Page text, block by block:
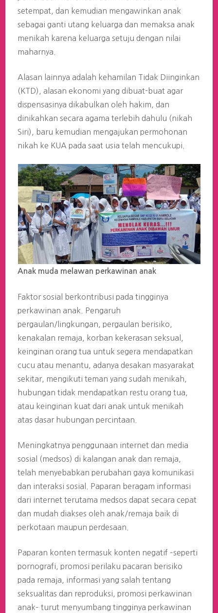
setempat, dan kemudian mengawinkan anak
sebagai ganti utang keluarga dan memaksa anak
menikah karena keluarga setuju dengan nilai
maharnya.
Alasan lainnya adalah kehamilan Tidak Diinginkan
(KTD), alasan ekonomi yang dibuat-buat agar
dispensasinya dikabulkan oleh hakim, dan
dinikahkan secara agama terlebih dahulu (nikah
Siri), baru kemudian mengajukan permohonan
nikah ke KUA pada saat usia telah mencukupi.
Anak muda melawan perkawinan anak
Faktor sosial berkontribusi pada tingginya
perkawinan anak. Pengaruh
pergaulan/lingkungan, pergaulan berisiko,
kenakalan remaja, korban kekerasan seksual,
keinginan orang tua untuk segera mendapatkan
cucu atau menantu, adanya desakan masyarakat
sekitar, mengikuti teman yang sudah menikah,
hubungan tidak mendapatkan restu orang tua,
atau keinginan kuat dari anak untuk menikah
atas dasar hubungan percintaan.
Meningkatnya penggunaan internet dan media
sosial (medsos) di kalangan anak dan remaja,
telah menyebabkan perubahan gaya komunikasi
dan interaksi sosial. Paparan beragam informasi
dari internet terutama medsos dapat secara cepat
dan mudah diakses oleh anak/remaja baik di
perkotaan maupun perdesaan.
Paparan konten termasuk konten negatif –seperti
pornografi, promosi perilaku pacaran berisiko
pada remaja, informasi yang salah tentang
seksualitas dan reproduksi, promosi perkawinan
anak– turut menyumbang tingginya perkawinan